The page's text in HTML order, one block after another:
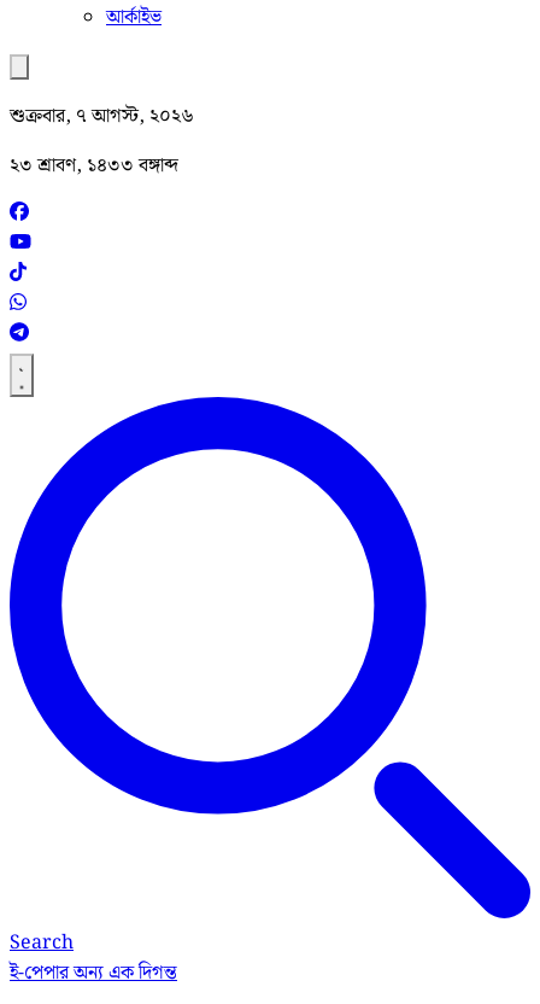
আর্কাইভ
শুক্রবার, ৭ আগস্ট, ২০২৬
২৩ শ্রাবণ, ১৪৩৩ বঙ্গাব্দ
Search
ই-পেপারঅন্য এক দিগন্ত